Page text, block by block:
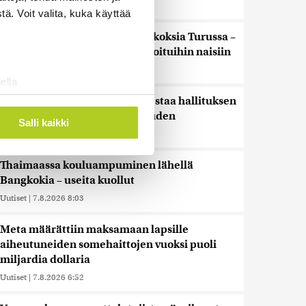
Voit valita, kuka käyttää
. Voit muuttaa
tukemiseen
alan
tietoja muihin tietoihin, joita
siirtää ulkomaille.
Salli kaikki
Uutiset
Poliisi tutkii useita seksuaalirikoksia Turussa –
kohdistuneet sattumalta valikoituihin naisiin
Keskustan Savola: Sikarutto testaa hallituksen
rajaturvallisuuden uskottavuuden
Thaimaassa kouluampuminen lähellä
Bangkokia – useita kuollut
Uutiset | 7.8.2026 8:03
Meta määrättiin maksamaan lapsille
aiheutuneiden somehaittojen vuoksi puoli
miljardia dollaria
Uutiset | 7.8.2026 6:52